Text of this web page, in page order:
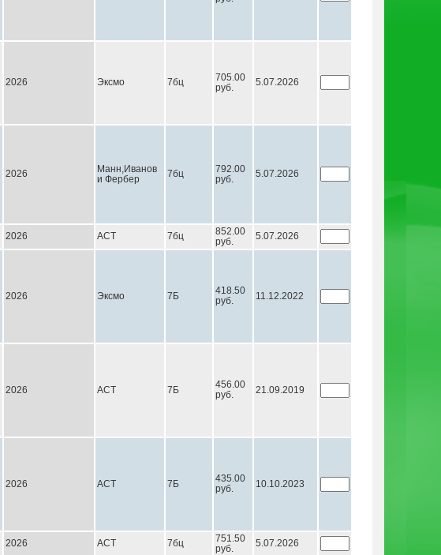
2026 Эксмо 7бц
705.00
руб.
5.07.2026
2026
Манн,Иванов
и Фербер
7бц
792.00
руб.
5.07.2026
2026 АСТ 7бц
852.00
руб.
5.07.2026
2026 Эксмо 7Б
418.50
руб.
11.12.2022
2026 АСТ 7Б
456.00
руб.
21.09.2019
2026 АСТ 7Б
435.00
руб.
10.10.2023
2026 АСТ 7бц
751.50
руб.
5.07.2026